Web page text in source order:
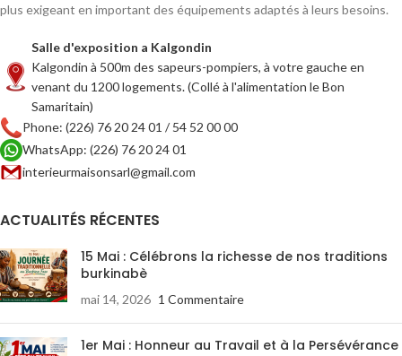
plus exigeant en important des équipements adaptés à leurs besoins.
Salle d'exposition a Kalgondin
Kalgondin à 500m des sapeurs-pompiers, à votre gauche en
venant du 1200 logements. (Collé à l'alimentation le Bon
Samaritain)
Phone: (226) 76 20 24 01 / 54 52 00 00
WhatsApp: (226) 76 20 24 01
interieurmaisonsarl@gmail.com
ACTUALITÉS RÉCENTES
15 Mai : Célébrons la richesse de nos traditions
burkinabè
mai 14, 2026 1 Commentaire
1er Mai : Honneur au Travail et à la Persévérance